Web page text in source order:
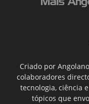
Criado por
colaboradores
tecnologia, ciência
tópicos que